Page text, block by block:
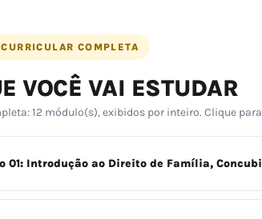
COMPLETA
VOCÊ VAI ESTUDAR
12 módulo(s), exibidos por inteiro. Clique
01: Introdução ao Direito de Família,